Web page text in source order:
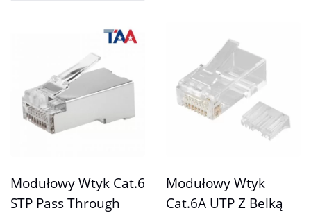
Modułowy Wtyk Cat.6
STP Pass Through
Modułowy Wtyk
Cat.6A UTP Z Belką